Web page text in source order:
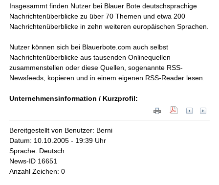
Insgesammt finden Nutzer bei Blauer Bote deutschsprachige
Nachrichtenüberblicke zu über 70 Themen und etwa 200
Nachrichtenüberblicke in zehn weiteren europäischen Sprachen.
Nutzer können sich bei Blauerbote.com auch selbst
Nachrichtenüberblicke aus tausenden Onlinequellen
zusammenstellen oder diese Quellen, sogenannte RSS-
Newsfeeds, kopieren und in einem eigenen RSS-Reader lesen.
Unternehmensinformation / Kurzprofil:
Bereitgestellt von Benutzer: Berni
Datum: 10.10.2005 - 19:39 Uhr
Sprache: Deutsch
News-ID 16651
Anzahl Zeichen: 0